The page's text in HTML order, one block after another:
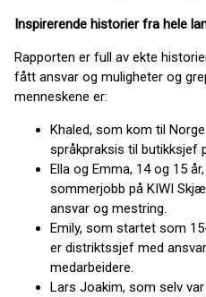
Inspirerende historier fra hele
Rapporten er full av ekte
fått ansvar og muligheter og
menneskene er:
Khaled, som kom til
språkpraksis til butikksjef
Ella og Emma, 14 og 15
sommerjobb på KIWI
ansvar og mestring.
Emily, som startet som
er distriktssjef med
medarbeidere.
Lars Joakim, som selv